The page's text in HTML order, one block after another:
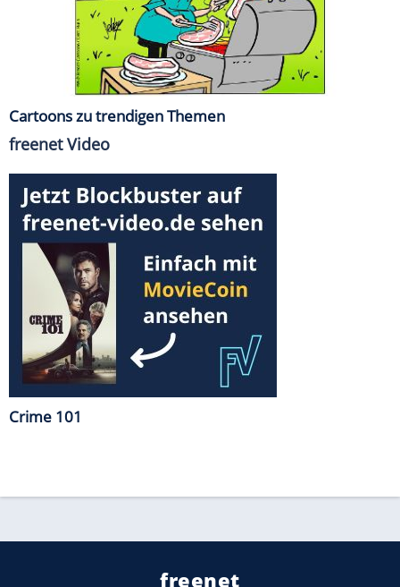
Cartoons zu trendigen Themen
freenet Video
Crime 101
freenet